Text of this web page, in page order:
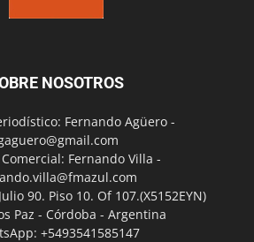
NOSOTROS
Fernando Agüero -
Fernando Villa -
90. Piso 10. Of 107.(X5152EYN)
Paz - Córdoba - Argentina
+5493541585147